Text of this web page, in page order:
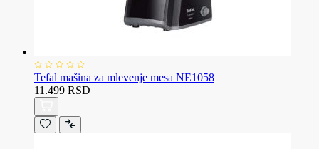
Tefal mašina za mlevenje mesa NE1058
11.499 RSD